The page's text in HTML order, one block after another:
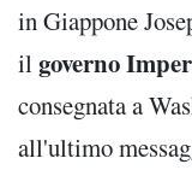
in Giappone
ilgoverno
consegnata a
all'ultimo